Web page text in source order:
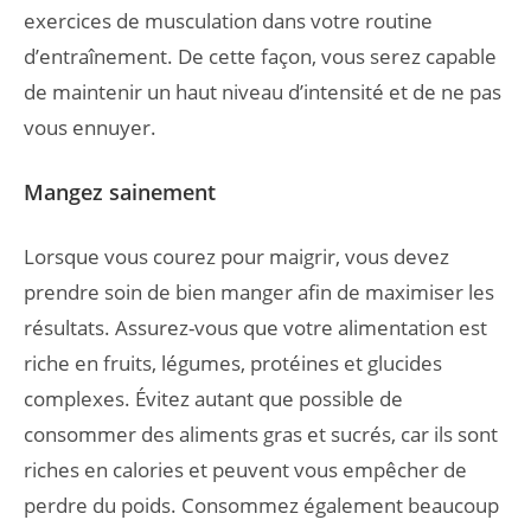
exercices de musculation dans votre routine
d’entraînement. De cette façon, vous serez capable
de maintenir un haut niveau d’intensité et de ne pas
vous ennuyer.
Mangez sainement
Lorsque vous courez pour maigrir, vous devez
prendre soin de bien manger afin de maximiser les
résultats. Assurez-vous que votre alimentation est
riche en fruits, légumes, protéines et glucides
complexes. Évitez autant que possible de
consommer des aliments gras et sucrés, car ils sont
riches en calories et peuvent vous empêcher de
perdre du poids. Consommez également beaucoup